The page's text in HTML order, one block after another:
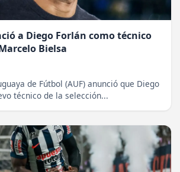
a Diego Forlán como técnico
Bielsa
de Fútbol (AUF) anunció que Diego
técnico de la selección...